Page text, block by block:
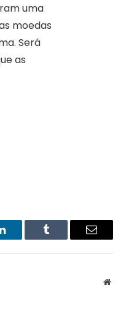
uma
moedas
Será
as
LinkedIn Tumblr Email
Website